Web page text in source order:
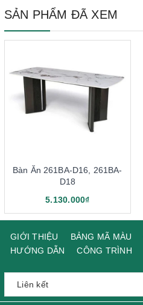
SẢN PHẨM ĐÃ XEM
Bàn Ăn 261BA-D16, 261BA-
D18
5.130.000₫
GIỚI THIỆU BẢNG MÃ MÀU
HƯỚNG DẪN
CÔNG TRÌNH